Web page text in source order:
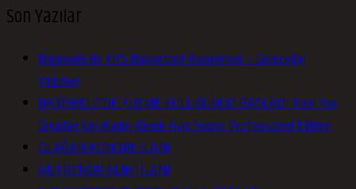
Son Yazılar
Başiskele’de YKS Basketbol Akademisi – Geleceğin
Yıldızları
BAŞİSKELE’DE YÜZME KULÜBÜMÜZ BAŞLADI Tüm Yaş
Grupları İçin Kadın-Erkek Ayrı Seans Profesyonel Eğitim
OLAĞAN KONGRE İLANI
ANTRENÖR ALIMI İLANI